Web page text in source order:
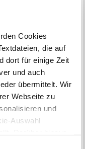
Cookies
die auf
dort für einige Zeit
und auch
übermittelt. Wir
Webseite zu
und
Auswahl
gibt
zum